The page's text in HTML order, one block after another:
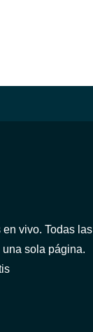
vivo. Todas las
sola página.